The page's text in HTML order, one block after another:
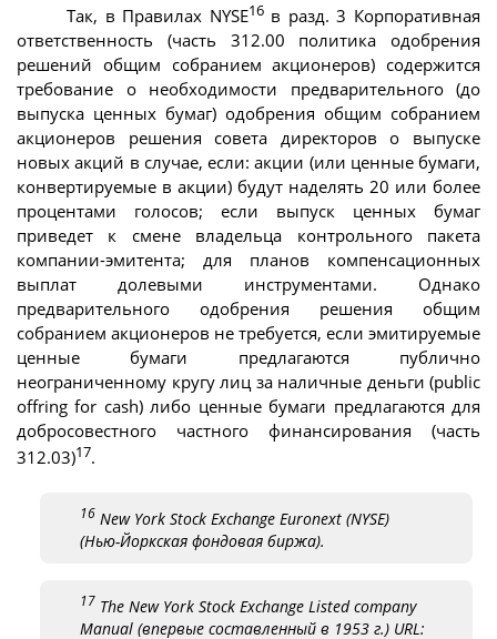
Так, в Правилах NYSE16в разд. 3 Корпоративная
ответственность (часть 312.00 политика одобрения
решений общим собранием акционеров) содержится
требование о необходимости предварительного (до
выпуска ценных бумаг) одобрения общим собранием
акционеров решения совета директоров о выпуске
новых акций в случае, если: акции (или ценные бумаги,
конвертируемые в акции) будут наделять 20 или более
процентами голосов; если выпуск ценных бумаг
приведет к смене владельца контрольного пакета
компании-эмитента; для планов компенсационных
выплат долевыми инструментами. Однако
предварительного одобрения решения общим
собранием акционеров не требуется, если эмитируемые
ценные бумаги предлагаются публично
неограниченному кругу лиц за наличные деньги (public
offring for cash) либо ценные бумаги предлагаются для
добросовестного частного финансирования (часть
312.03)17.
16 New York Stock Exchange Euronext (NYSE)
(Нью-Йоркская фондовая биржа).
17 The New York Stock Exchange Listed company
Manual (впервые составленный в 1953 г.) URL: